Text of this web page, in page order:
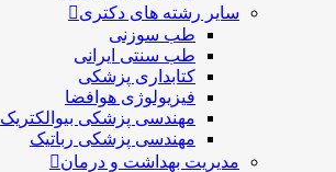
سایر رشته های دکتری
طب سوزنی
طب سنتی ایرانی
کتابداری پزشکی
فیزیولوژی هوافضا
مهندسی پزشکی بیوالکتریک
مهندسی پزشکی رباتیک
مدیریت بهداشت و درمان